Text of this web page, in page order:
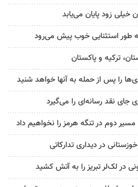
خیلی زود پایان می‌یابد
طور استثنایی خوب پیش می‌رود
ترکیه و پاکستان
را پس از حمله به آنها خواهد شنید
نقد رسانه‌ای را می‌گیرد
دوم در تنگه هرمز را نخواهیم داد
در دیداری تدارکاتی
در لک‌لر تبریز را به آتش کشید